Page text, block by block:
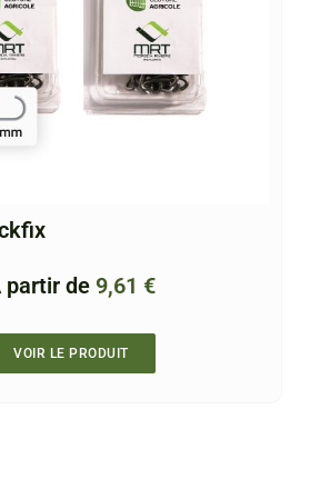
partir de 9,61 €
VOIR LE PRODUIT